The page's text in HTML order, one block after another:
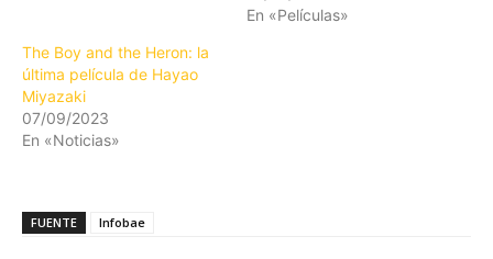
En «Películas»
The Boy and the Heron: la
última película de Hayao
Miyazaki
07/09/2023
En «Noticias»
FUENTE Infobae